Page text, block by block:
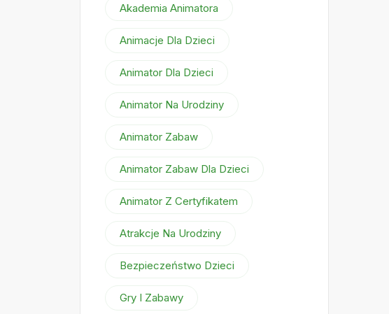
Akademia Animatora
Animacje Dla Dzieci
Animator Dla Dzieci
Animator Na Urodziny
Animator Zabaw
Animator Zabaw Dla Dzieci
Animator Z Certyfikatem
Atrakcje Na Urodziny
Bezpieczeństwo Dzieci
Gry I Zabawy